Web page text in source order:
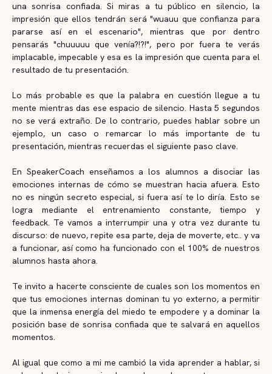
una sonrisa confiada. Si miras a tu público en silencio, la
impresión que ellos tendrán será "wuauu que confianza para
pararse así en el escenario", mientras que por dentro
pensarás "chuuuuu que venía?!?!", pero por fuera te verás
implacable, impecable y esa es la impresión que cuenta para el
resultado de tu presentación.
Lo más probable es que la palabra en cuestión llegue a tu
mente mientras das ese espacio de silencio. Hasta 5 segundos
no se verá extraño. De lo contrario, puedes hablar sobre un
ejemplo, un caso o remarcar lo más importante de tu
presentación, mientras recuerdas el siguiente paso clave.
En SpeakerCoach enseñamos a los alumnos a disociar las
emociones internas de cómo se muestran hacia afuera. Esto
no es ningún secreto especial, si fuera así te lo diría. Esto se
logra mediante el entrenamiento constante, tiempo y
feedback. Te vamos a interrumpir una y otra vez durante tu
discurso: de nuevo, repite esa parte, deja de moverte, etc.. y va
a funcionar, así como ha funcionado con el 100% de nuestros
alumnos hasta ahora.
Te invito a hacerte consciente de cuales son los momentos en
que tus emociones internas dominan tu yo externo, a permitir
que la inmensa energía del miedo te empodere y a dominar la
posición base de sonrisa confiada que te salvará en aquellos
momentos.
Al igual que como a mi me cambió la vida aprender a hablar, si